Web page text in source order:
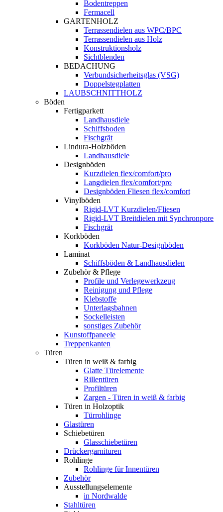
Bodentreppen
Fermacell
GARTENHOLZ
Terrassendielen aus WPC/BPC
Terrassendielen aus Holz
Konstruktionsholz
Sichtblenden
BEDACHUNG
Verbundsicherheitsglas (VSG)
Doppelstegplatten
LAUBSCHNITTHOLZ
Böden
Fertigparkett
Landhausdiele
Schiffsboden
Fischgrät
Lindura-Holzböden
Landhausdiele
Designböden
Kurzdielen flex/comfort/pro
Langdielen flex/comfort/pro
Designböden Fliesen flex/comfort
Vinylböden
Rigid-LVT Kurzdielen/Fliesen
Rigid-LVT Breitdielen mit Synchronpore
Fischgrät
Korkböden
Korkböden Natur-Designböden
Laminat
Schiffsböden & Landhausdielen
Zubehör & Pflege
Profile und Verlegewerkzeug
Reinigung und Pflege
Klebstoffe
Unterlagsbahnen
Sockelleisten
sonstiges Zubehör
Kunstoffpaneele
Treppenkanten
Türen
Türen in weiß & farbig
Glatte Türelemente
Rillentüren
Profiltüren
Zargen - Türen in weiß & farbig
Türen in Holzoptik
Türrohlinge
Glastüren
Schiebetüren
Glasschiebetüren
Drückergarnituren
Rohlinge
Rohlinge für Innentüren
Zubehör
Ausstellungselemente
in Nordwalde
Stahltüren